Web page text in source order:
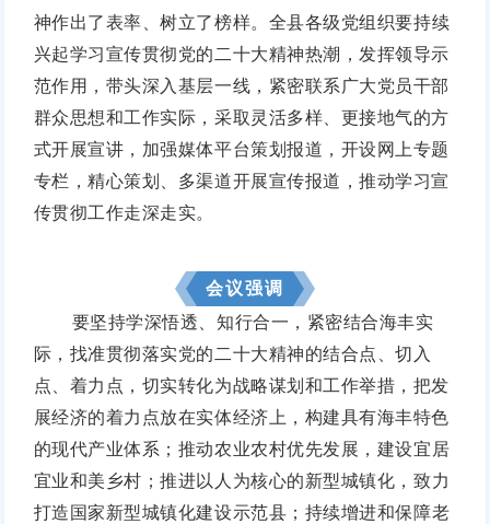
神作出了表率、树立了榜样。 全县各级党组织要持续
兴起学习宣传贯彻党的二十大精神热潮，发挥领导示
范作用，带头深入基层一线，紧密联系广大党员干部
群众思想和工作实际，采取灵活多样、更接地气的方
式开展宣讲，加强媒体平台策划报道，开设网上专题
专栏，精心策划、多渠道开展宣传报道，推动学习宣
传贯彻工作走深走实。
会议强调
要坚持学深悟透、知行合一，紧密结合海丰实
际，找准贯彻落实党的二十大精神的结合点、切入
点、着力点，切实转化为战略谋划和工作举措，把发
展经济的着力点放在实体经济上，构建具有海丰特色
的现代产业体系； 推动农业农村优先发展，建设宜居
宜业和美乡村；推进以人为核心的新型城镇化，致力
打造国家新型城镇化建设示范县； 持续增进和保障老